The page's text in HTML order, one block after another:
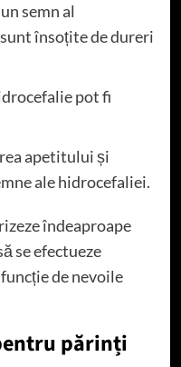
semn al
însoțite de dureri
pot fi
apetitului și
ale hidrocefaliei.
îndeaproape
se efectueze
de nevoile
părinți